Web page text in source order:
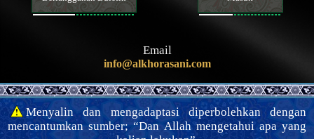
Sifat-sifat iman dan kekufuran serta para pengikutnya
Do‘a dan teks ziarah
Keutamaan moral dan keburukannya
Hukum
Email
info@alkhorasani.com
Menyalin dan mengadaptasi diperbolehkan dengan
mencantumkan sumber; “Dan Allah mengetahui apa yang